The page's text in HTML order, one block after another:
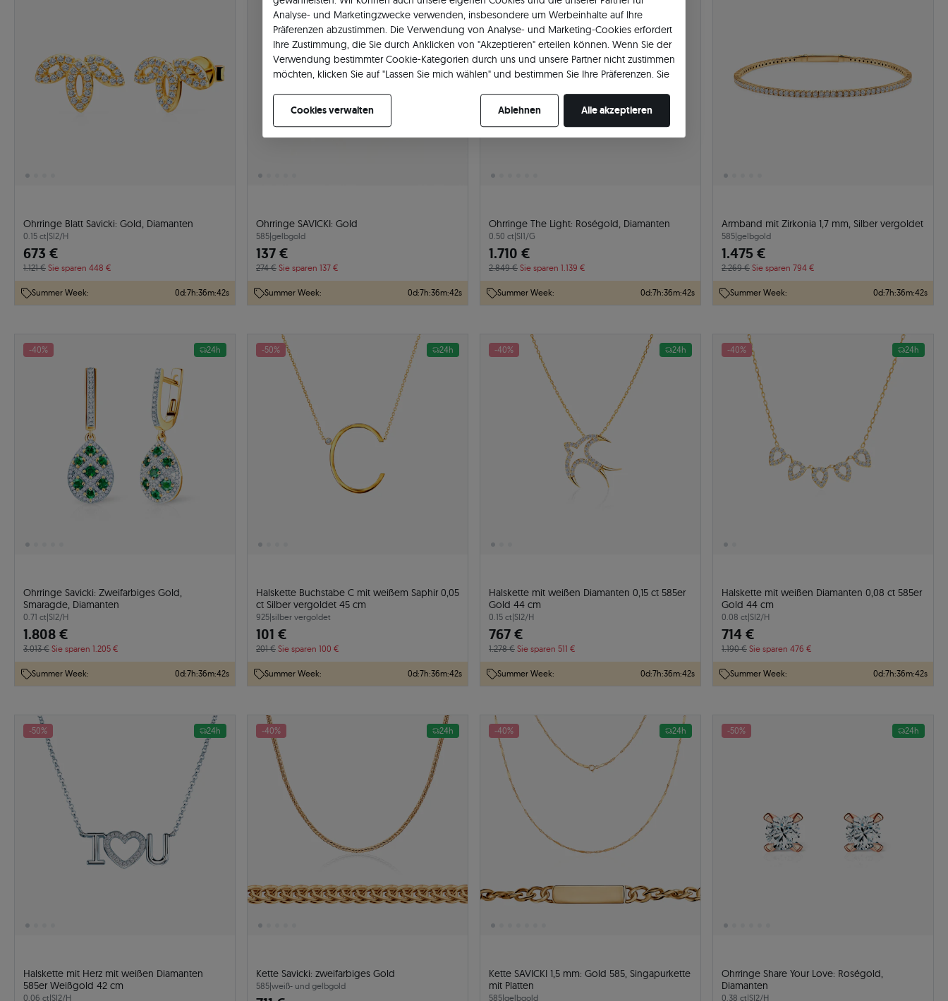
Ohrringe Blatt Savicki: Gold, Diamanten
0.15 ct|SI2/H
673 €
1.121 € Sie sparen 448 €
Summer Week: 0d:7h:36m:41s
Ohrringe SAVICKI: Gold
585|gelbgold
137 €
274 € Sie sparen 137 €
Summer Week: 0d:7h:36m:41s
Ohrringe The Light: Roségold, Diamanten
0.50 ct|SI1/G
1.710 €
2.849 € Sie sparen 1.139 €
Summer Week: 0d:7h:36m:41s
Armband mit Zirkonia 1,7 mm, Silber vergoldet
585|gelbgold
1.475 €
2.269 € Sie sparen 794 €
Summer Week: 0d:7h:36m:41s
-40% 24h
Ohrringe Savicki: Zweifarbiges Gold,
Smaragde, Diamanten
0.71 ct|SI2/H
1.808 €
3.013 € Sie sparen 1.205 €
Summer Week: 0d:7h:36m:41s
-50% 24h
Halskette Buchstabe C mit weißem Saphir 0,05
ct Silber vergoldet 45 cm
925|silber vergoldet
101 €
201 € Sie sparen 100 €
Summer Week: 0d:7h:36m:41s
-40% 24h
Halskette mit weißen Diamanten 0,15 ct 585er
Gold 44 cm
0.15 ct|SI2/H
767 €
1.278 € Sie sparen 511 €
Summer Week: 0d:7h:36m:41s
-40% 24h
Halskette mit weißen Diamanten 0,08 ct 585er
Gold 44 cm
0.08 ct|SI2/H
714 €
1.190 € Sie sparen 476 €
Summer Week: 0d:7h:36m:41s
-50% 24h
Halskette mit Herz mit weißen Diamanten
585er Weißgold 42 cm
0.06 ct|SI2/H
-40% 24h
Kette Savicki: zweifarbiges Gold
585|weiß- und gelbgold
-40% 24h
Kette SAVICKI 1,5 mm: Gold 585, Singapurkette
mit Platten
585|gelbgold
-50% 24h
Ohrringe Share Your Love: Roségold,
Diamanten
0.38 ct|SI2/H
Analyse- und Marketingzwecke verwenden, insbesondere um Werbeinhalte auf Ihre
Präferenzen abzustimmen. Die Verwendung von Analyse- und Marketing-Cookies erfordert
Ihre Zustimmung, die Sie durch Anklicken von "Akzeptieren" erteilen können. Wenn Sie der
Verwendung bestimmter Cookie-Kategorien durch uns und unsere Partner nicht zustimmen
möchten, klicken Sie auf "Lassen Sie mich wählen" und bestimmen Sie Ihre Präferenzen. Sie
Cookies verwalten
Ablehnen Alle akzeptieren